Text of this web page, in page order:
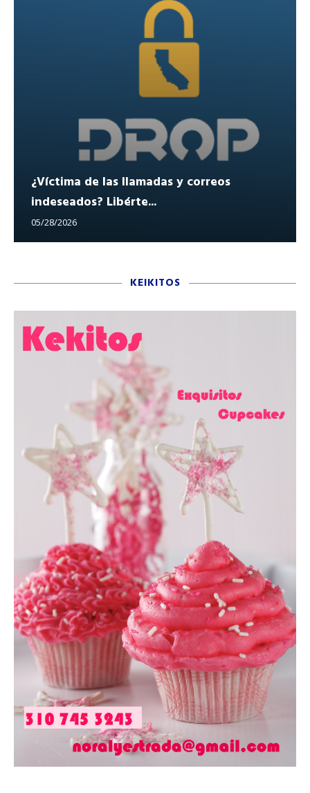
¿Víctima de las llamadas y correos
indeseados? Libérte...
05/28/2026
KEIKITOS